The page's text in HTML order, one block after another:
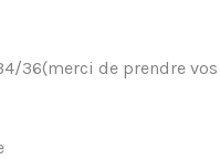
36(merci de prendre